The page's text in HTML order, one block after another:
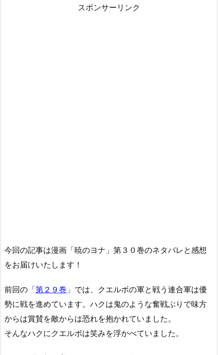
スポンサーリンク
今回の記事は漫画「暁のヨナ」第３０巻のネタバレと感想
をお届けいたします！
前回の 「第２９巻 」 では、クエルボの軍と戦う連合軍は優
勢に戦を進めています。ハクは鬼のような奮戦ぶりで味方
からは賞賛を敵からは恐れを抱かれていました。
そんなハクにクエルボは笑みを浮かべていました。